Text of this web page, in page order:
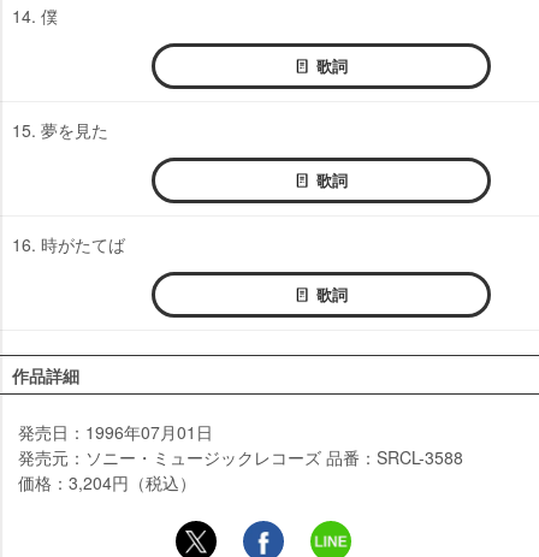
14. 僕
歌詞
15. 夢を見た
歌詞
16. 時がたてば
歌詞
作品詳細
発売日：1996年07月01日
発売元：ソニー・ミュージックレコーズ 品番：SRCL-3588
価格：3,204円（税込）